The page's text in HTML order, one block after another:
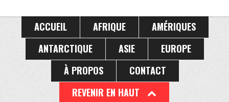
ACCUEIL AFRIQUE
AMÉRIQUES
ANTARCTIQUE
ASIE
EUROPE
À PROPOS
CONTACT
REVENIR EN HAUT